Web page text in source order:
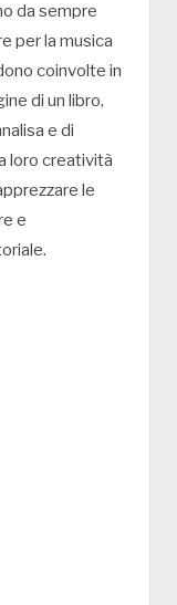
da sempre
per la musica
coinvolte in
di un libro,
e di
loro creatività
le
e